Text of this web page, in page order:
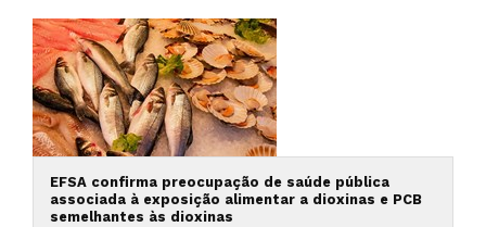
EFSA confirma preocupação de saúde pública
associada à exposição alimentar a dioxinas e PCB
semelhantes às dioxinas